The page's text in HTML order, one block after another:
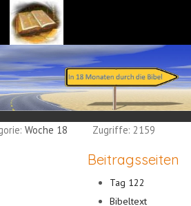
Woche 18 Zugriffe: 2159
Beitragsseiten
Tag 122
Bibeltext